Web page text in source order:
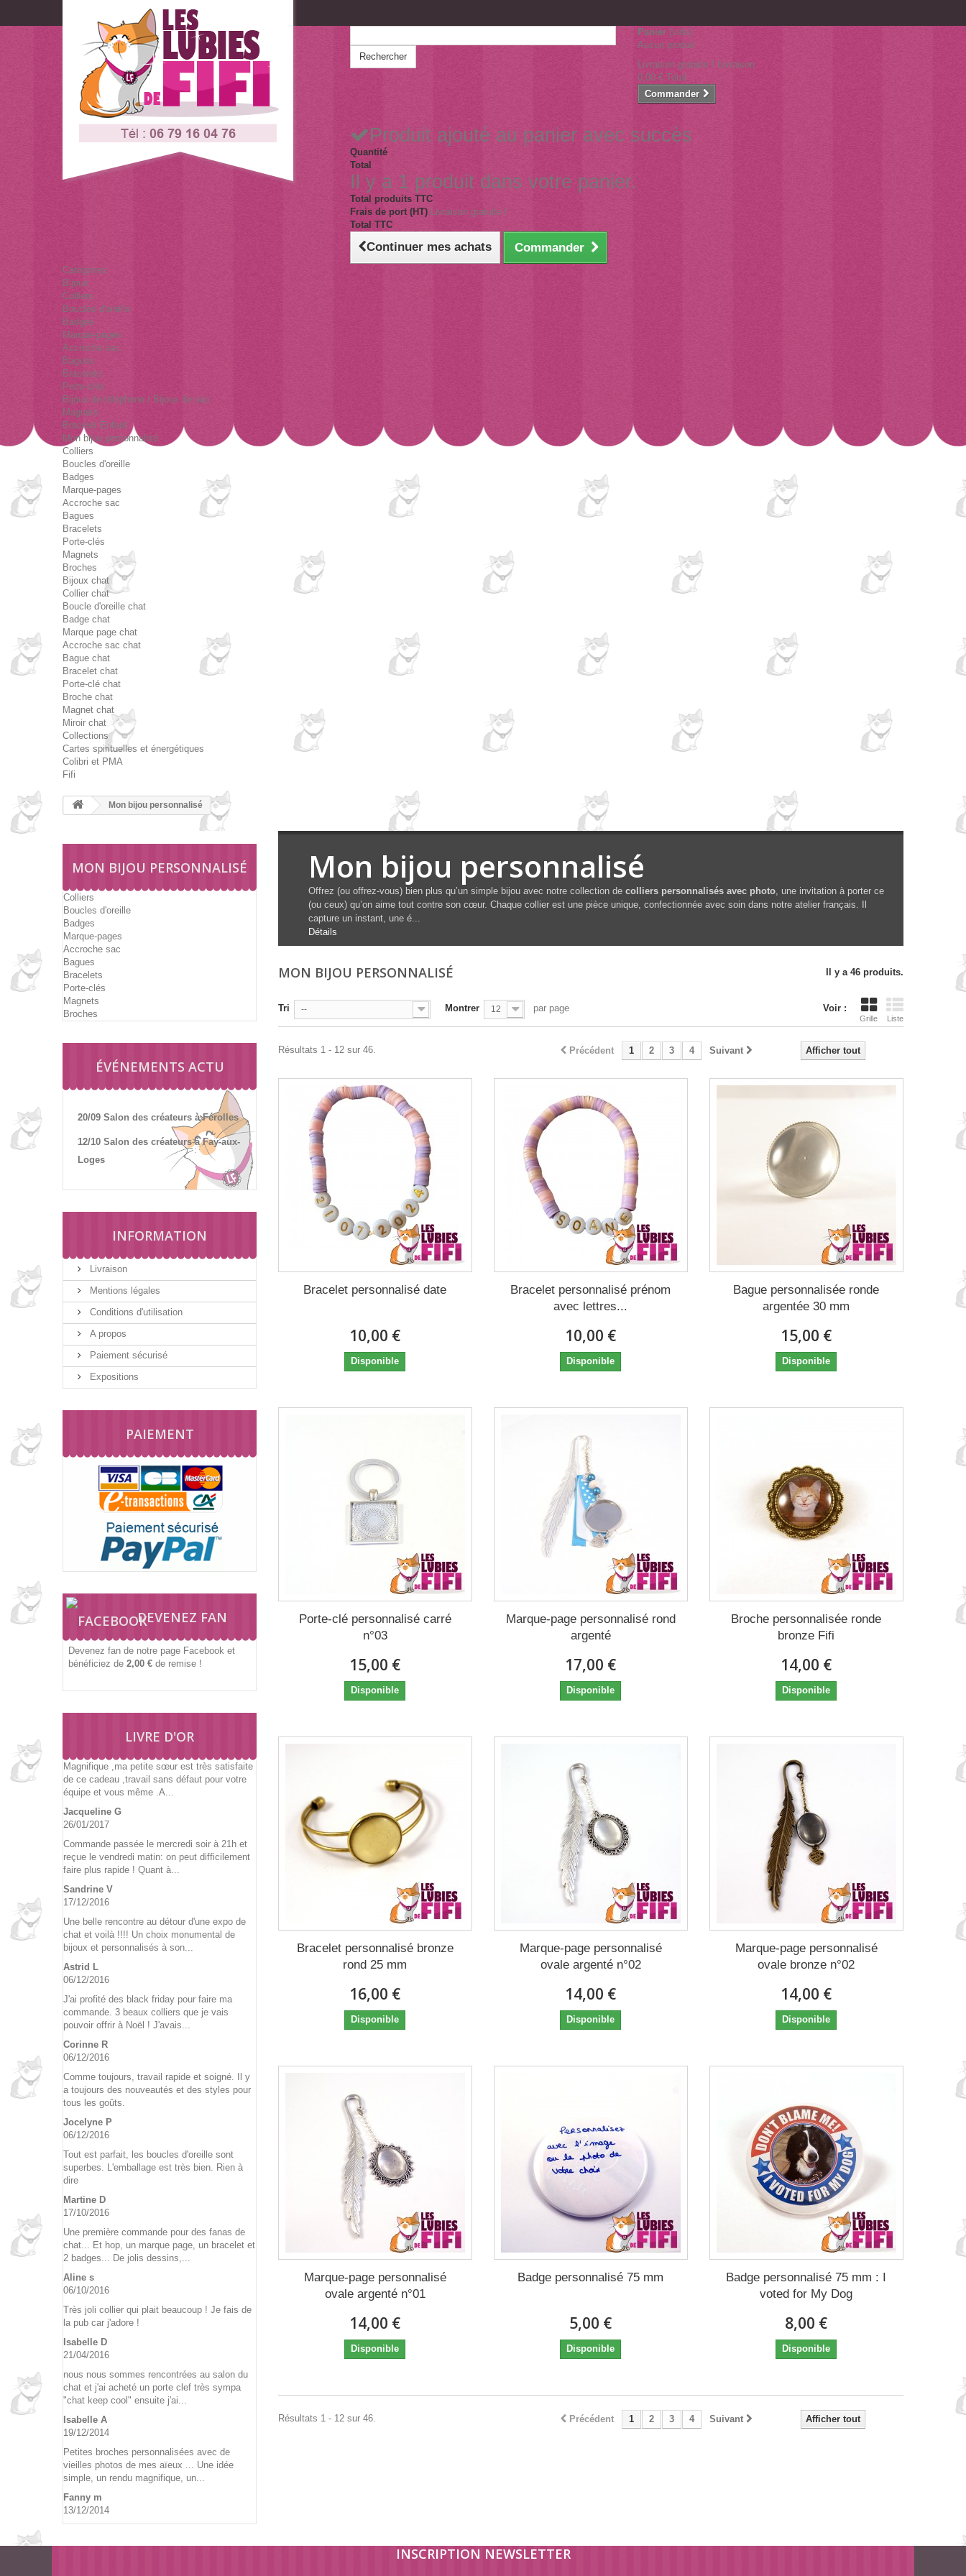
Contactez-nous
Rechercher
Panier (vide)
Aucun produit
Livraison gratuite ! Livraison
0,00 € Total
Commander
Produit ajouté au panier avec succès
Quantité
Total
Il y a 1 produit dans votre panier.
Total produits TTC
Frais de port (HT) Livraison gratuite !
Total TTC
Continuer mes achats Commander
Catégories
Bijoux
Colliers
Boucles d'oreille
Badges
Marque-pages
Accroche sac
Bagues
Bracelets
Porte-clés
Bijoux de téléphone / Bijoux de sac
Magnets
Bracelet Enfant
Mon bijou personnalisé
Colliers
Boucles d'oreille
Badges
Marque-pages
Accroche sac
Bagues
Bracelets
Porte-clés
Magnets
Broches
Bijoux chat
Collier chat
Boucle d'oreille chat
Badge chat
Marque page chat
Accroche sac chat
Bague chat
Bracelet chat
Porte-clé chat
Broche chat
Magnet chat
Miroir chat
Collections
Cartes spirituelles et énergétiques
Colibri et PMA
Fifi
Mon bijou personnalisé
MON BIJOU PERSONNALISÉ
Colliers
Boucles d'oreille
Badges
Marque-pages
Accroche sac
Bagues
Bracelets
Porte-clés
Magnets
Broches
ÉVÉNEMENTS ACTU
20/09 Salon des créateurs à Férolles
12/10 Salon des créateurs à Fay-aux-
Loges
INFORMATION
Livraison
Mentions légales
Conditions d'utilisation
A propos
Paiement sécurisé
Expositions
PAIEMENT
DEVENEZ FAN
Devenez fan de notre page Facebook et
bénéficiez de 2,00 € de remise !
LIVRE D'OR
Magnifique ,ma petite sœur est très satisfaite
de ce cadeau ,travail sans défaut pour votre
équipe et vous même .A...
Jacqueline G
26/01/2017
Commande passée le mercredi soir à 21h et
reçue le vendredi matin: on peut difficilement
faire plus rapide ! Quant à...
Sandrine V
17/12/2016
Une belle rencontre au détour d'une expo de
chat et voilà !!!! Un choix monumental de
bijoux et personnalisés à son...
Astrid L
06/12/2016
J'ai profité des black friday pour faire ma
commande. 3 beaux colliers que je vais
pouvoir offrir à Noël ! J'avais...
Corinne R
06/12/2016
Comme toujours, travail rapide et soigné. Il y
a toujours des nouveautés et des styles pour
tous les goûts.
Jocelyne P
06/12/2016
Tout est parfait, les boucles d'oreille sont
superbes. L'emballage est très bien. Rien à
dire
Martine D
17/10/2016
Une première commande pour des fanas de
chat... Et hop, un marque page, un bracelet et
2 badges... De jolis dessins,...
Aline s
06/10/2016
Très joli collier qui plait beaucoup ! Je fais de
la pub car j'adore !
Isabelle D
21/04/2016
nous nous sommes rencontrées au salon du
chat et j'ai acheté un porte clef très sympa
"chat keep cool" ensuite j'ai...
Isabelle A
19/12/2014
Petites broches personnalisées avec de
vieilles photos de mes aïeux ... Une idée
simple, un rendu magnifique, un...
Fanny m
13/12/2014
Mon bijou personnalisé
Offrez (ou offrez-vous) bien plus qu’un simple bijou avec notre collection de colliers personnalisés avec photo, une invitation à porter ce
(ou ceux) qu’on aime tout contre son cœur. Chaque collier est une pièce unique, confectionnée avec soin dans notre atelier français. Il
capture un instant, une é...
Détails
MON BIJOU PERSONNALISÉ Il y a 46 produits.
Voir :
Grille Liste
Tri -- Montrer 12 par page
Afficher tout
Précédent 1 2 3 4 Suivant
Résultats 1 - 12 sur 46.
Bracelet personnalisé date
10,00 €
Disponible
Bracelet personnalisé prénom
avec lettres...
10,00 €
Disponible
Bague personnalisée ronde
argentée 30 mm
15,00 €
Disponible
Porte-clé personnalisé carré
n°03
15,00 €
Disponible
Marque-page personnalisé rond
argenté
17,00 €
Disponible
Broche personnalisée ronde
bronze Fifi
14,00 €
Disponible
Bracelet personnalisé bronze
rond 25 mm
16,00 €
Disponible
Marque-page personnalisé
ovale argenté n°02
14,00 €
Disponible
Marque-page personnalisé
ovale bronze n°02
14,00 €
Disponible
Marque-page personnalisé
ovale argenté n°01
14,00 €
Disponible
Badge personnalisé 75 mm
5,00 €
Disponible
Badge personnalisé 75 mm : I
voted for My Dog
8,00 €
Disponible
Afficher tout
Précédent 1 2 3 4 Suivant
Résultats 1 - 12 sur 46.
INSCRIPTION NEWSLETTER